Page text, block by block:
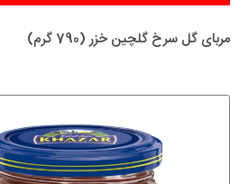
مربای گل سرخ گلچین خزر (790 گرم)